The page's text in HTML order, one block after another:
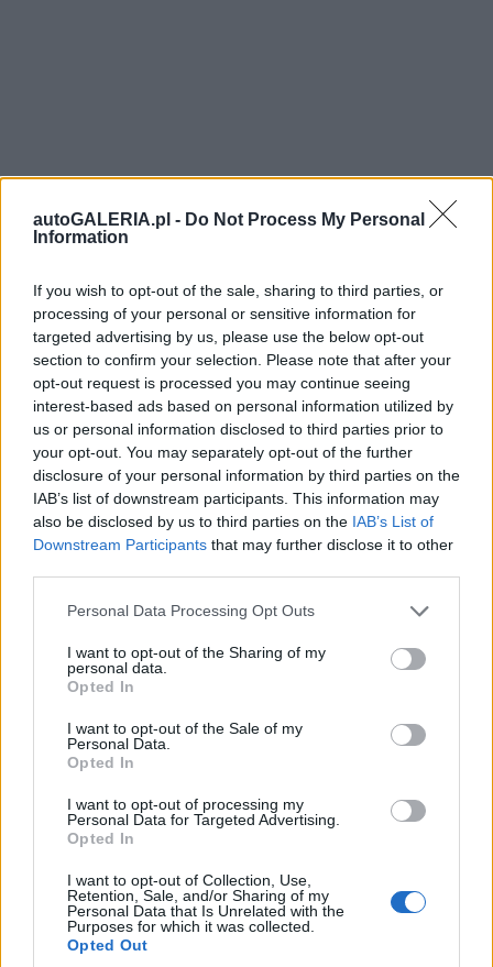
autoGALERIA.pl - Do Not Process My Personal
Information
If you wish to opt-out of the sale, sharing to third parties, or
processing of your personal or sensitive information for
targeted advertising by us, please use the below opt-out
section to confirm your selection. Please note that after your
opt-out request is processed you may continue seeing
interest-based ads based on personal information utilized by
us or personal information disclosed to third parties prior to
your opt-out. You may separately opt-out of the further
disclosure of your personal information by third parties on the
IAB’s list of downstream participants. This information may
also be disclosed by us to third parties on the IAB’s List of
Downstream Participants that may further disclose it to other
Please note that this website/app uses one or more Google
not limited to your visit or usage behaviour. You may click to
grant or deny consent to Google and its third-party tags to
use your data for below specified purposes in below Google
consent section.
Personal Data Processing Opt Outs
I want to opt-out of the Sharing of my
personal data.
Opted In
I want to opt-out of the Sale of my
Personal Data.
Opted In
I want to opt-out of processing my
Personal Data for Targeted Advertising.
Opted In
I want to opt-out of Collection, Use,
Retention, Sale, and/or Sharing of my
Personal Data that Is Unrelated with the
Purposes for which it was collected.
Opted Out